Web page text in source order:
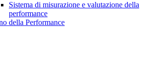
Sistema di misurazione e valutazione della
performance
della Performance